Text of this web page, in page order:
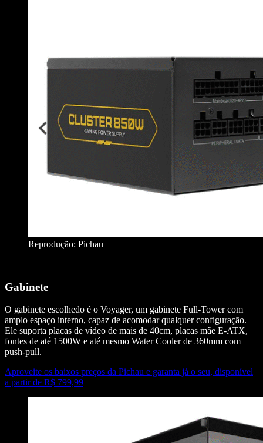
Reprodução: Pichau
Gabinete
O gabinete escolhedo é o Voyager, um gabinete Full-Tower com
amplo espaço interno, capaz de acomodar qualquer configuração.
Ele suporta placas de vídeo de mais de 40cm, placas mãe E-ATX,
fontes de até 1500W e até mesmo Water Cooler de 360mm com
push-pull.
Aproveite os baixos preços da Pichau e garanta já o seu, disponível
a partir de R$ 799,99